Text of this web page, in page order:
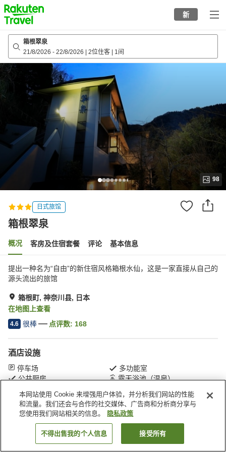
to
top
page
新
箱根翠泉
21/8/2026 - 22/8/2026 2位住客 1间
98
日式旅馆
箱根翠泉
概况 客房及住宿套餐 评论 基本信息
提出一种名为“自由”的新住宿风格箱根水仙，这是一家直接从自己的
源头流出的旅馆
箱根町, 神奈川县, 日本
在地图上查看
4.6 很棒 点评数: 168
酒店设施
停车场
多功能室
公共厨房
露天浴池（温泉）
首页 日本 神奈川县 箱根町 箱根翠泉
搜索客房
本网站使用 Cookie 来增强用户体验，并分析我们网站的性能
和流量。我们还会与合作的社交媒体、广告商和分析商分享与
您使用我们网站相关的信息。
隐私政策
不得出售我的个人信息 接受所有